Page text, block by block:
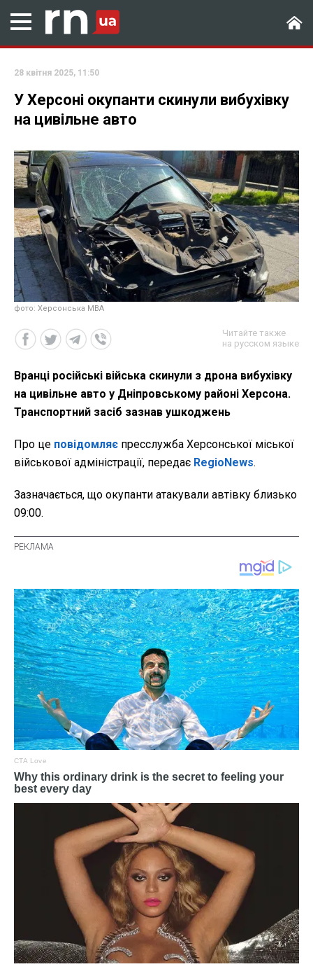
28 квітня 2025, 11:50
У Херсоні окупанти скинули вибухівку
на цивільне авто
фото: Херсонська МВА
Читайте также
на русском языке
Вранці російські війська скинули з дрона вибухівку
на цивільне авто у Дніпровському районі Херсона.
Транспортний засіб зазнав ушкоджень
Про це повідомляє пресслужба Херсонської міської
військової адміністрації, передає RegioNews.
Зазначається, що окупанти атакували автівку близько
09:00.